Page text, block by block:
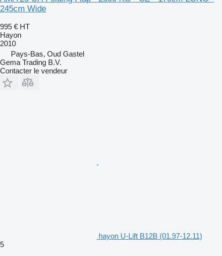
245cm Wide
995 € HT
Hayon
2010
Pays-Bas, Oud Gastel
Gema Trading B.V.
Contacter le vendeur
hayon U-Lift B12B (01.97-12.11)
5